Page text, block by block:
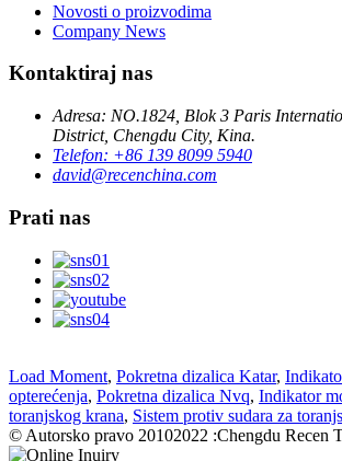
Novosti o proizvodima
Company News
Kontaktiraj nas
Adresa: NO.1824, Blok 3 Paris
District, Chengdu City, Kina.
Telefon: +86 139 8099 5940
david@recenchina.com
Prati nas
Load Moment, Pokretna dizalica Katar,
opterećenja, Pokretna dizalica Nvq, Indikator
toranjskog krana, Sistem protiv sudara za
© Autorsko pravo 20102022 :Chengdu Recen